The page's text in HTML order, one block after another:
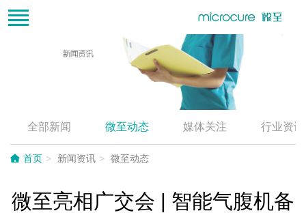
全部新闻 微至动态 媒体关注 行业资讯
首页 新闻资讯 微至动态
微至亮相广交会 | 智能气腹机备